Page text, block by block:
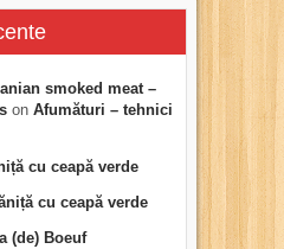
smoked meat –
on Afumături – tehnici
cu ceapă verde
cu ceapă verde
(de) Boeuf